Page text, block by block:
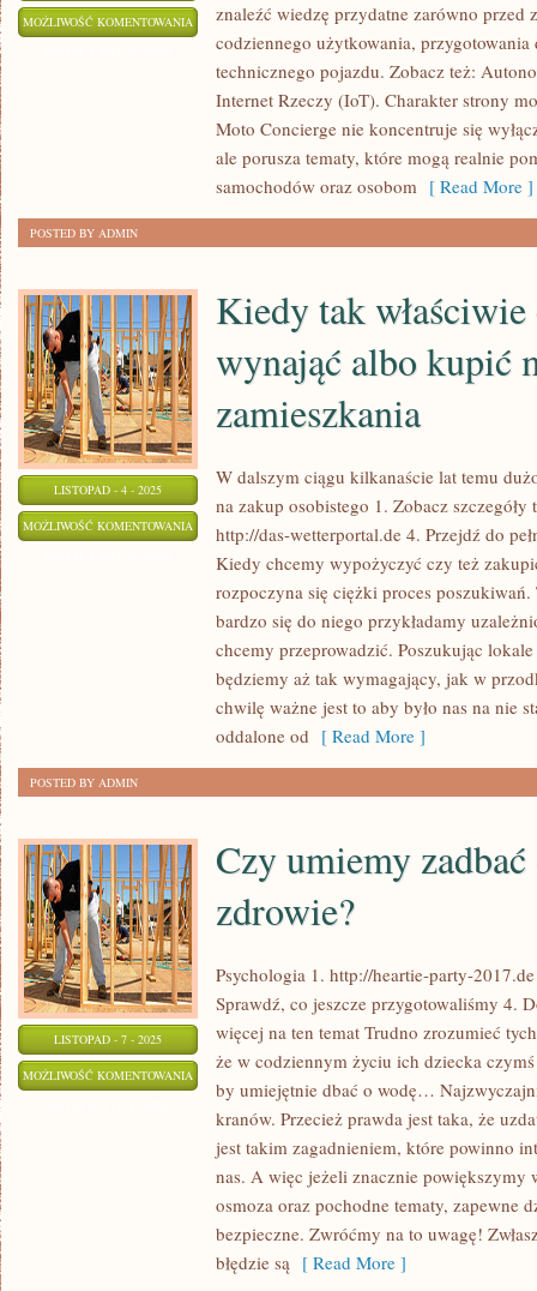
MOŻLIWOŚĆ KOMENTOWANIA NOWOCZESNE
BEZPIECZEŃSTWO
znaleźć wiedzę przydatne zarówno przed
codziennego użytkowania,
technicznego pojazdu. Zobacz też:
Internet Rzeczy (IoT). Charakter strony
Moto Concierge nie koncentruje się
ale porusza tematy, które mogą realnie
samochodów oraz osobom [ Read More ]
POSTED BY ADMIN
LISTOPAD - 4 - 2025
MOŻLIWOŚĆ KOMENTOWANIA
CHCEMY
WYNAJĄĆ
ALBO
KUPIĆ
MIEJSCE
ZAMIESZKANIA
Kiedy tak
wynająć albo kupić
zamieszkania
W dalszym ciągu kilkanaście lat temu
na zakup osobistego 1. Zobacz szczegóły
http://das-wetterportal.de 4. Przejdź do
Kiedy chcemy wypożyczyć czy też
rozpoczyna się ciężki proces
bardzo się do niego przykładamy
chcemy przeprowadzić. Poszukując
będziemy aż tak wymagający, jak w
chwilę ważne jest to aby było nas na nie
oddalone od [ Read More ]
POSTED BY ADMIN
LISTOPAD - 7 - 2025
MOŻLIWOŚĆ KOMENTOWANIA
UMIEMY
Czy umiemy zadbać
zdrowie?
Psychologia 1. http://heartie-party-
Sprawdź, co jeszcze przygotowaliśmy 4.
więcej na ten temat Trudno zrozumieć
że w codziennym życiu ich dziecka
by umiejętnie dbać o wodę…
kranów. Przecież prawda jest taka, że
jest takim zagadnieniem, które powinno
nas. A więc jeżeli znacznie powiększymy
osmoza oraz pochodne tematy, zapewne
bezpieczne. Zwróćmy na to uwagę!
błędzie są [ Read More ]